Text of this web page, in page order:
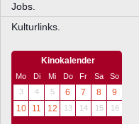
Jobs.
Kulturlinks.
Kinokalender
Mo Di Mi Do Fr Sa
So
3
4 5 6 7 8
9
10
11 12 13 14 15 16